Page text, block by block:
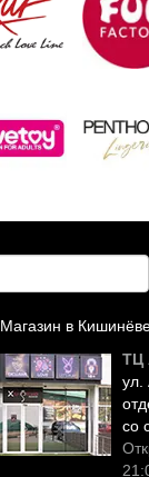
Магазин в
ТЦ
ул.
со